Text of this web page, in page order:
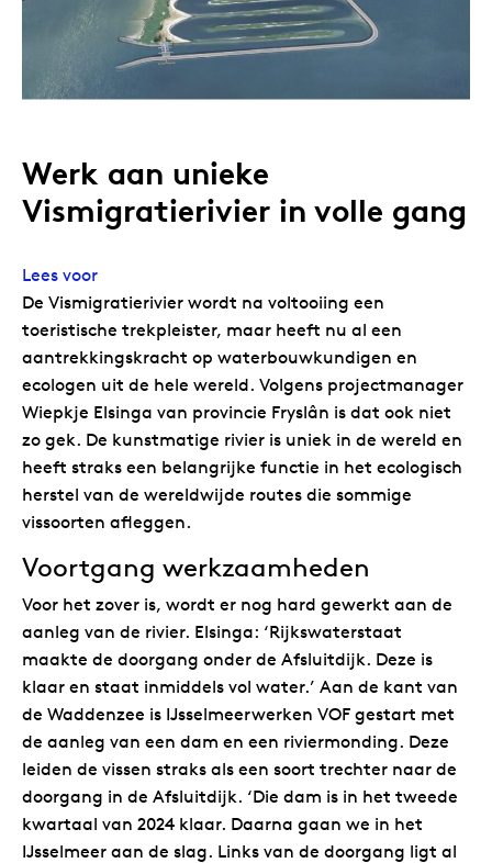
Werk aan unieke
Vismigratierivier in volle gang
Lees voor
De Vismigratierivier wordt na voltooiing een
toeristische trekpleister, maar heeft nu al een
aantrekkingskracht op waterbouwkundigen en
ecologen uit de hele wereld. Volgens projectmanager
Wiepkje Elsinga van provincie Fryslân is dat ook niet
zo gek. De kunstmatige rivier is uniek in de wereld en
heeft straks een belangrijke functie in het ecologisch
herstel van de wereldwijde routes die sommige
vissoorten afleggen.
Voortgang werkzaamheden
Voor het zover is, wordt er nog hard gewerkt aan de
aanleg van de rivier. Elsinga: ‘Rijkswaterstaat
maakte de doorgang onder de Afsluitdijk. Deze is
klaar en staat inmiddels vol water.’ Aan de kant van
de Waddenzee is IJsselmeerwerken VOF gestart met
de aanleg van een dam en een riviermonding. Deze
leiden de vissen straks als een soort trechter naar de
doorgang in de Afsluitdijk. ‘Die dam is in het tweede
kwartaal van 2024 klaar. Daarna gaan we in het
IJsselmeer aan de slag. Links van de doorgang ligt al